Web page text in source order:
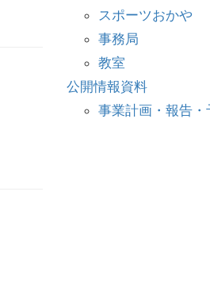
スポーツおかや
事務局
教室
公開情報資料
事業計画・報告・